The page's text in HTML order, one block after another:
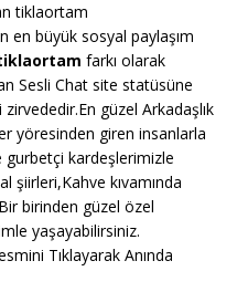
tiklaortam
en büyük sosyal paylaşım
farkı olarak
Sesli Chat site statüsüne
güzel Arkadaşlık
yöresinden giren insanlarla
kardeşlerimizle
şiirleri,Kahve kıvamında
birinden güzel özel
yaşayabilirsiniz.
Tıklayarak Anında